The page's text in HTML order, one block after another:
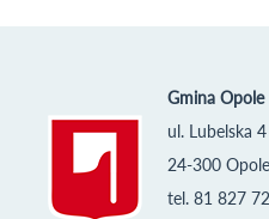
Gmina Opole
ul. Lubelska 4
24-300
tel. 81 827